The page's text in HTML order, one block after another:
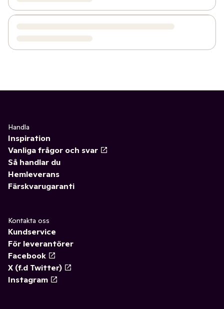
Handla
Inspiration
Vanliga frågor och svar
Så handlar du
Hemleverans
Färskvarugaranti
Kontakta oss
Kundservice
För leverantörer
Facebook
X (f.d Twitter)
Instagram